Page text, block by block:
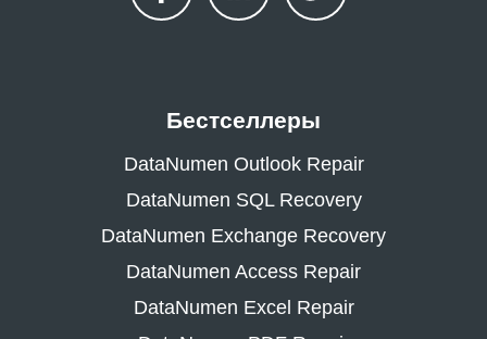
Бестселлеры
DataNumen Outlook Repair
DataNumen SQL Recovery
DataNumen Exchange Recovery
DataNumen Access Repair
DataNumen Excel Repair